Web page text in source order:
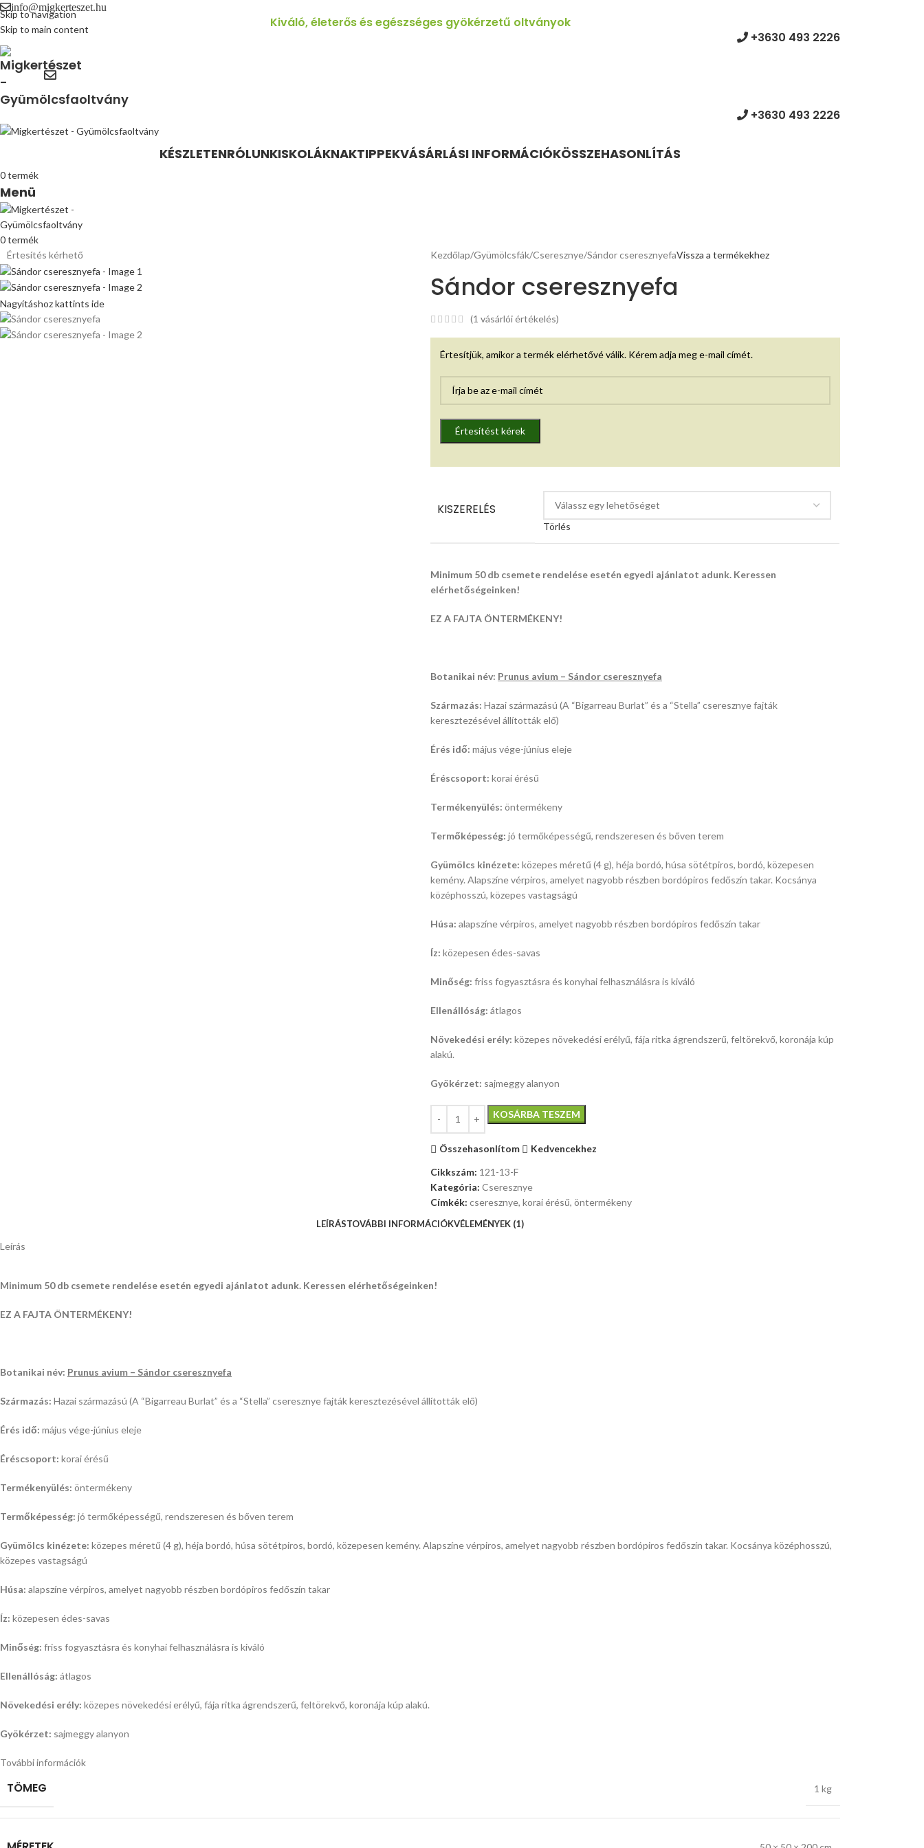
Skip to navigation
Skip to main content
info@migkerteszet.hu
Kiváló, életerős és egészséges gyökérzetű oltványok
+3630 493 2226
+3630 493 2226
KÉSZLETENRÓLUNKISKOLÁKNAKTIPPEKVÁSÁRLÁSI INFORMÁCIÓKÖSSZEHASONLÍTÁS
0termék
Menü
0termék
Értesítés kérhető
Nagyításhoz kattints ide
Kezdőlap Gyümölcsfák Cseresznye Sándor cseresznyefaVissza a termékekhez
Sándor cseresznyefa
(1 vásárlói értékelés)
Értesítjük, amikor a termék elérhetővé válik. Kérem adja meg e-mail címét.
Értesítést kérek
KISZERELÉS
Törlés
Minimum 50 db csemete rendelése esetén egyedi ajánlatot adunk. Keressen
elérhetőségeinken!
EZ A FAJTA ÖNTERMÉKENY!
Botanikai név: Prunus avium – Sándor cseresznyefa
Származás: Hazai származású (A “Bigarreau Burlat” és a “Stella” cseresznye fajták
keresztezésével állították elő)
Érés idő: május vége-június eleje
Éréscsoport: korai érésű
Termékenyülés: öntermékeny
Termőképesség: jó termőképességű, rendszeresen és bőven terem
Gyümölcs kinézete: közepes méretű (4 g), héja bordó, húsa sötétpiros, bordó, közepesen
kemény. Alapszíne vérpiros, amelyet nagyobb részben bordópiros fedőszín takar. Kocsánya
középhosszú, közepes vastagságú
Húsa: alapszíne vérpiros, amelyet nagyobb részben bordópiros fedőszín takar
Íz: közepesen édes-savas
Minőség: friss fogyasztásra és konyhai felhasználásra is kiváló
Ellenállóság: átlagos
Növekedési erély: közepes növekedési erélyű, fája ritka ágrendszerű, feltörekvő, koronája kúp
alakú.
Gyökérzet: sajmeggy alanyon
KOSÁRBA TESZEM
Összehasonlítom
Kedvencekhez
Cikkszám: 121-13-F
Kategória: Cseresznye
Címkék: cseresznye, korai érésű, öntermékeny
LEÍRÁSTOVÁBBI INFORMÁCIÓKVÉLEMÉNYEK (1)
Leírás
Minimum 50 db csemete rendelése esetén egyedi ajánlatot adunk. Keressen elérhetőségeinken!
EZ A FAJTA ÖNTERMÉKENY!
Botanikai név: Prunus avium – Sándor cseresznyefa
Származás: Hazai származású (A “Bigarreau Burlat” és a “Stella” cseresznye fajták keresztezésével állították elő)
Érés idő: május vége-június eleje
Éréscsoport: korai érésű
Termékenyülés: öntermékeny
Termőképesség: jó termőképességű, rendszeresen és bőven terem
Gyümölcs kinézete: közepes méretű (4 g), héja bordó, húsa sötétpiros, bordó, közepesen kemény. Alapszíne vérpiros, amelyet nagyobb részben bordópiros fedőszín takar. Kocsánya középhosszú,
közepes vastagságú
Húsa: alapszíne vérpiros, amelyet nagyobb részben bordópiros fedőszín takar
Íz: közepesen édes-savas
Minőség: friss fogyasztásra és konyhai felhasználásra is kiváló
Ellenállóság: átlagos
Növekedési erély: közepes növekedési erélyű, fája ritka ágrendszerű, feltörekvő, koronája kúp alakú.
Gyökérzet: sajmeggy alanyon
További információk
TÖMEG 1 kg